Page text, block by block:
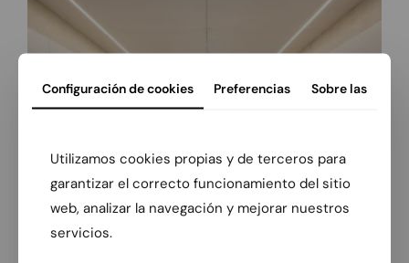
Configuración de cookies Preferencias Sobre las
Utilizamos cookies propias y de terceros para
garantizar el correcto funcionamiento del sitio
web, analizar la navegación y mejorar nuestros
servicios.